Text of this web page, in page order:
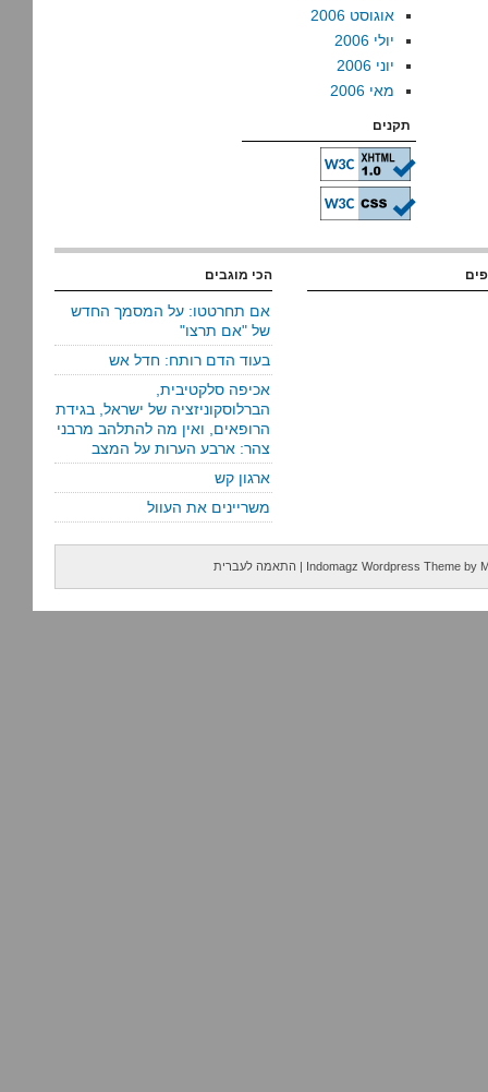
אוגוסט 2006
יולי 2006
יוני 2006
מאי 2006
תקנים
הכי מוגבים
אם תחרטטו: על המסמך החדש
של "אם תרצו"
בעוד הדם רותח: חדל אש
אכיפה סלקטיבית,
הברלוסקוניזציה של ישראל, בגידת
הרופאים, ואין מה להתלהב מרבני
צהר: ארבע הערות על המצב
ארגון קש
משריינים את העוול
Indomagz Wordpress Theme by
| התאמה לעברית